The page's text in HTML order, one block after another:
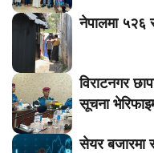
नेपालमा ५२६
विराटनगर
सूचना
सेयर बजारमा